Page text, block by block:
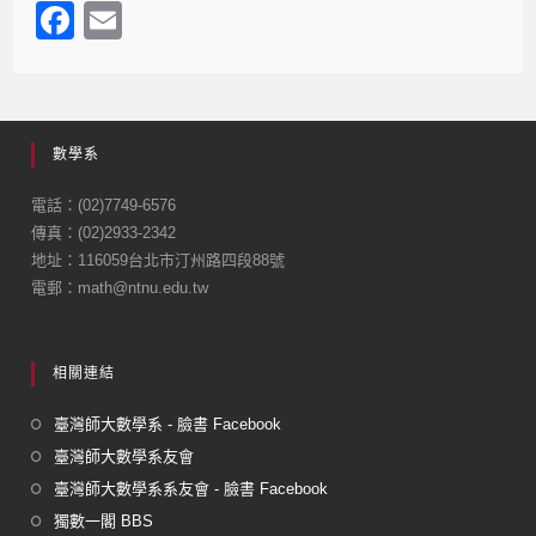
F
e
b
o
o
k
數學系
電話：(02)7749-6576
傳真：(02)2933-2342
地址：116059台北市汀州路四段88號
電郵：math@ntnu.edu.tw
相關連結
臺灣師大數學系 - 臉書 Facebook
臺灣師大數學系友會
臺灣師大數學系系友會 - 臉書 Facebook
獨數一閣 BBS